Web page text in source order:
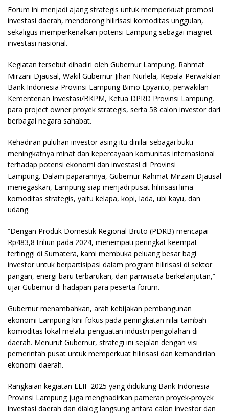
Forum ini menjadi ajang strategis untuk memperkuat promosi
investasi daerah, mendorong hilirisasi komoditas unggulan,
sekaligus memperkenalkan potensi Lampung sebagai magnet
investasi nasional.
Kegiatan tersebut dihadiri oleh Gubernur Lampung, Rahmat
Mirzani Djausal, Wakil Gubernur Jihan Nurlela, Kepala Perwakilan
Bank Indonesia Provinsi Lampung Bimo Epyanto, perwakilan
Kementerian Investasi/BKPM, Ketua DPRD Provinsi Lampung,
para project owner proyek strategis, serta 58 calon investor dari
berbagai negara sahabat.
Kehadiran puluhan investor asing itu dinilai sebagai bukti
meningkatnya minat dan kepercayaan komunitas internasional
terhadap potensi ekonomi dan investasi di Provinsi
Lampung. Dalam paparannya, Gubernur Rahmat Mirzani Djausal
menegaskan, Lampung siap menjadi pusat hilirisasi lima
komoditas strategis, yaitu kelapa, kopi, lada, ubi kayu, dan
udang.
“Dengan Produk Domestik Regional Bruto (PDRB) mencapai
Rp483,8 triliun pada 2024, menempati peringkat keempat
tertinggi di Sumatera, kami membuka peluang besar bagi
investor untuk berpartisipasi dalam program hilirisasi di sektor
pangan, energi baru terbarukan, dan pariwisata berkelanjutan,”
ujar Gubernur di hadapan para peserta forum.
Gubernur menambahkan, arah kebijakan pembangunan
ekonomi Lampung kini fokus pada peningkatan nilai tambah
komoditas lokal melalui penguatan industri pengolahan di
daerah. Menurut Gubernur, strategi ini sejalan dengan visi
pemerintah pusat untuk memperkuat hilirisasi dan kemandirian
ekonomi daerah.
Rangkaian kegiatan LEIF 2025 yang didukung Bank Indonesia
Provinsi Lampung juga menghadirkan pameran proyek-proyek
investasi daerah dan dialog langsung antara calon investor dan